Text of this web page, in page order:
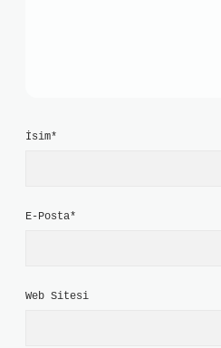
İsim*
E-Posta*
Web Sitesi